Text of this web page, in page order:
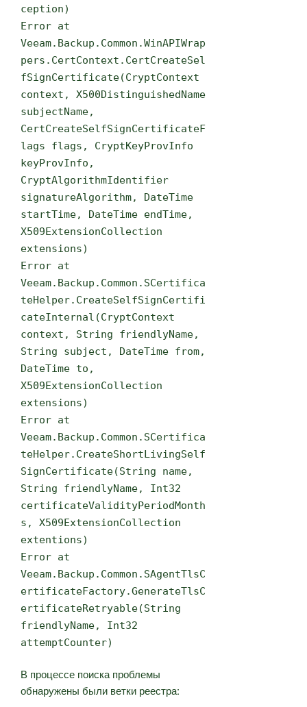
ception)
Error at
Veeam.Backup.Common.WinAPIWrap
pers.CertContext.CertCreateSel
fSignCertificate(CryptContext
context, X500DistinguishedName
subjectName,
CertCreateSelfSignCertificateF
lags flags, CryptKeyProvInfo
keyProvInfo,
CryptAlgorithmIdentifier
signatureAlgorithm, DateTime
startTime, DateTime endTime,
X509ExtensionCollection
extensions)
Error at
Veeam.Backup.Common.SCertifica
teHelper.CreateSelfSignCertifi
cateInternal(CryptContext
context, String friendlyName,
String subject, DateTime from,
DateTime to,
X509ExtensionCollection
extensions)
Error at
Veeam.Backup.Common.SCertifica
teHelper.CreateShortLivingSelf
SignCertificate(String name,
String friendlyName, Int32
certificateValidityPeriodMonth
s, X509ExtensionCollection
extentions)
Error at
Veeam.Backup.Common.SAgentTlsC
ertificateFactory.GenerateTlsC
ertificateRetryable(String
friendlyName, Int32
attemptCounter)
В процессе поиска проблемы
обнаружены были ветки реестра: